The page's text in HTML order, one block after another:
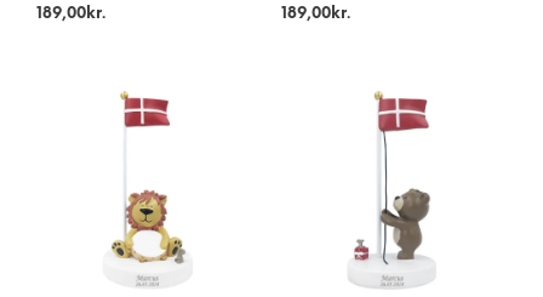
189,00 kr. 189,00kr.